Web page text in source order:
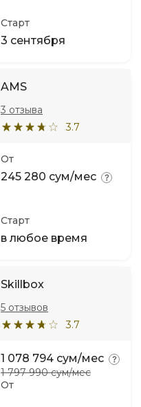
Старт
3 сентября
AMS
3.7
3 отзыва
От
245 280 сум/мес
Старт
в любое время
Skillbox
3.7
5 отзывов
От
1 078 794 сум/мес
1 797 990 сум/мес